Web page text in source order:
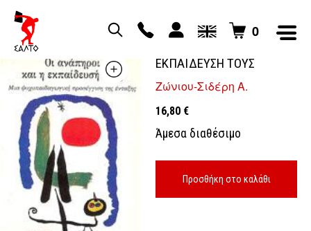
0
ΕΚΠΑΙΔΕΥΣΗ ΤΟΥΣ
Ζώνιου-Σιδέρη Α.
16,80 €
Άμεσα διαθέσιμο
Προσθήκη στο καλάθι